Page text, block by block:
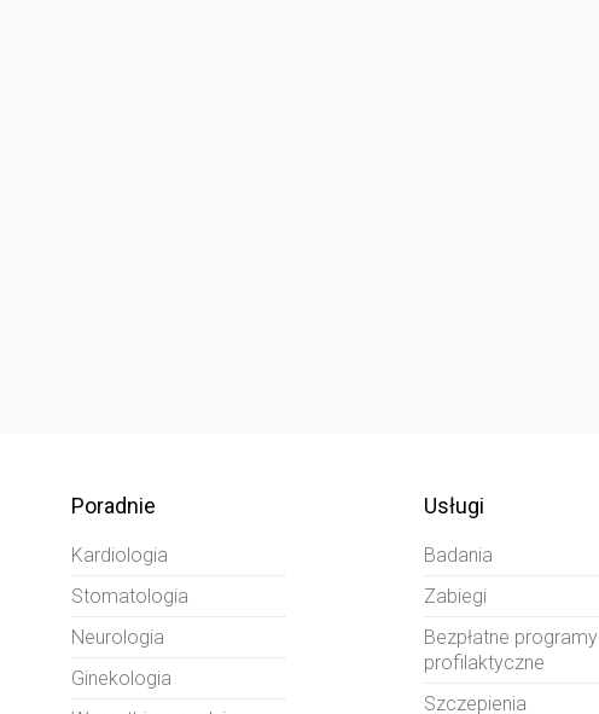
Poradnie
Kardiologia
Stomatologia
Neurologia
Ginekologia
Usługi
Badania
Zabiegi
Bezpłatne programy
profilaktyczne
Szczepienia